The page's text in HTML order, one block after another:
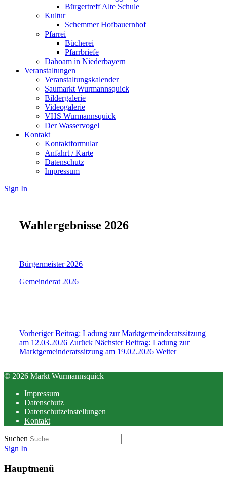
Bürgertreff Alte Schule
Kultur
Schemmer Hofbauernhof
Pfarrei
Bücherei
Pfarrbriefe
Dahoam in Niederbayern
Veranstaltungen
Veranstaltungskalender
Saumarkt Wurmannsquick
Bildergalerie
Videogalerie
VHS Wurmannsquick
Der Wasservogel
Kontakt
Kontaktformular
Anfahrt / Karte
Datenschutz
Impressum
Sign In
Wahlergebnisse 2026
Bürgermeister 2026
Gemeinderat 2026
Vorheriger Beitrag: Ladung zur Marktgemeinderatssitzung
am 12.03.2026 Zurück Nächster Beitrag: Ladung zur
Marktgemeinderatssitzung am 19.02.2026 Weiter
© 2026 Markt Wurmannsquick
Impressum
Datenschutz
Datenschutzeinstellungen
Kontakt
Suchen
Sign In
Hauptmenü